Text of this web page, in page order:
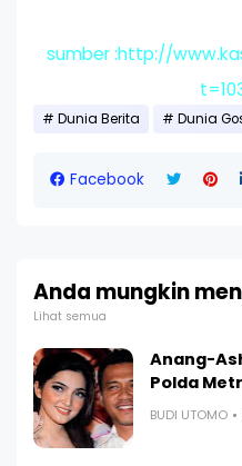
sumber :http://
Dunia Berita Dunia
Facebook
Anda mungkin
Lihat semua
Anang-
Polda
BUDI UTOMO